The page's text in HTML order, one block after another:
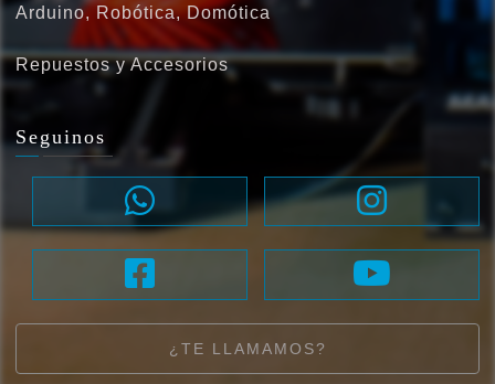
Arduino, Robótica, Domótica
Repuestos y Accesorios
Seguinos
¿TE LLAMAMOS?